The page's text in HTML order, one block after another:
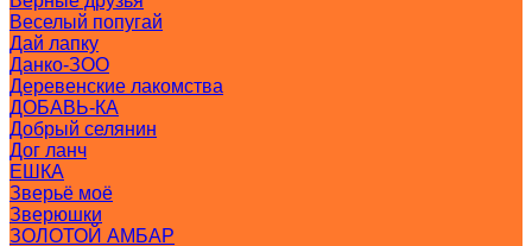
Веселый попугай
Дай лапку
Данко-ЗОО
Деревенские лакомства
ДОБАВЬ-КА
Добрый селянин
Дог ланч
ЕШКА
Зверьё моё
Зверюшки
ЗОЛОТОЙ АМБАР